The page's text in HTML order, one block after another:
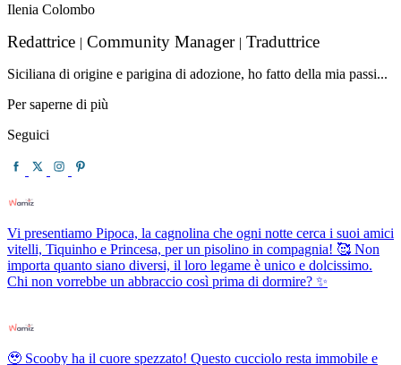
Ilenia Colombo
Redattrice | Community Manager | Traduttrice
Siciliana di origine e parigina di adozione, ho fatto della mia passi...
Per saperne di più
Seguici
Vi presentiamo Pipoca, la cagnolina che ogni notte cerca i suoi amici
vitelli, Tiquinho e Princesa, per un pisolino in compagnia! 🥰 Non
importa quanto siano diversi, il loro legame è unico e dolcissimo.
Chi non vorrebbe un abbraccio così prima di dormire? ✨
🥹 Scooby ha il cuore spezzato! Questo cucciolo resta immobile e